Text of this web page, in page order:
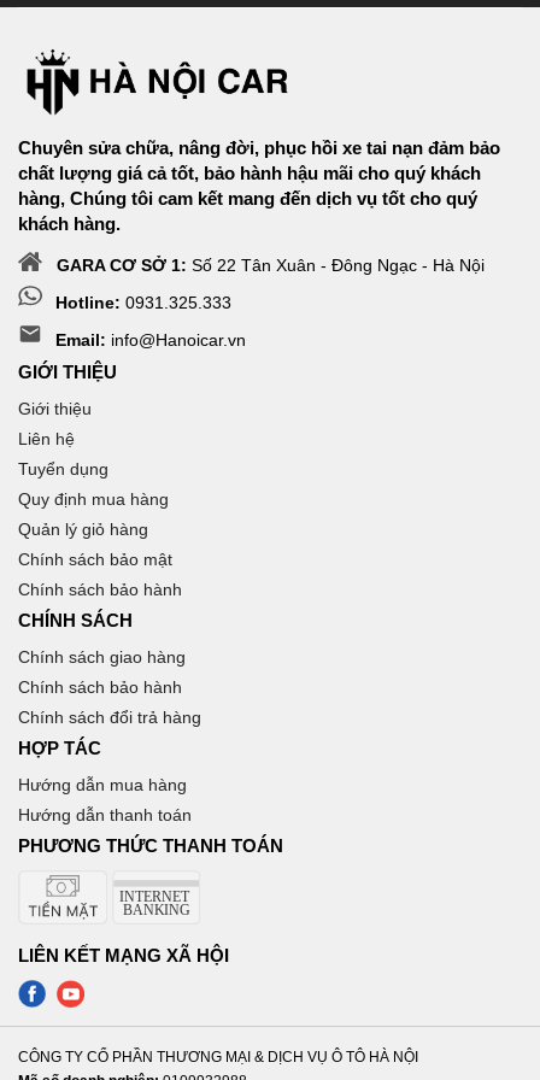
Chuyên sửa chữa, nâng đời, phục hồi xe tai nạn đảm bảo
chất lượng giá cả tốt, bảo hành hậu mãi cho quý khách
hàng, Chúng tôi cam kết mang đến dịch vụ tốt cho quý
khách hàng.
GARA CƠ SỞ 1: Số 22 Tân Xuân - Đông Ngạc - Hà Nội
Hotline: 0931.325.333
Email: info@Hanoicar.vn
GIỚI THIỆU
Giới thiệu
Liên hệ
Tuyển dụng
Quy định mua hàng
Quản lý giỏ hàng
Chính sách bảo mật
Chính sách bảo hành
CHÍNH SÁCH
Chính sách giao hàng
Chính sách bảo hành
Chính sách đổi trả hàng
HỢP TÁC
Hướng dẫn mua hàng
Hướng dẫn thanh toán
PHƯƠNG THỨC THANH TOÁN
LIÊN KẾT MẠNG XÃ HỘI
CÔNG TY CỔ PHẦN THƯƠNG MẠI & DỊCH VỤ Ô TÔ HÀ NỘI